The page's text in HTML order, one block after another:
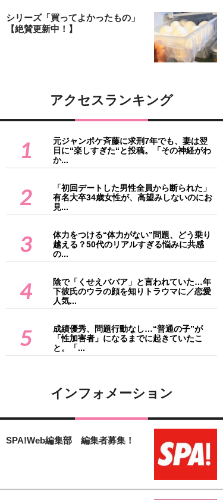
シリーズ「買ってよかったもの」
【絶賛更新中！】
アクセスランキング
1
元ジャンポケ斉藤に求刑7年でも、妻は翌
日に“楽しすぎた“と投稿。「その神経がわ
か...
2
「初回デートした男性全員から断られた」
有名大卒34歳女性が、高望みしないのにお
見...
3
体力をつける“体力がない”問題、どう乗り
越える？50代のリアルすぎる悩みに共感
の...
4
陰で「くせえババア」と言われていた…年
下彼氏のウラの顔を知りトラウマに／恋愛
人気...
5
成績優秀、問題行動なし…“普通の子”が
「性加害者」になるまでに起きていたこ
と。「...
インフォメーション
SPA!Web編集部 編集者募集！